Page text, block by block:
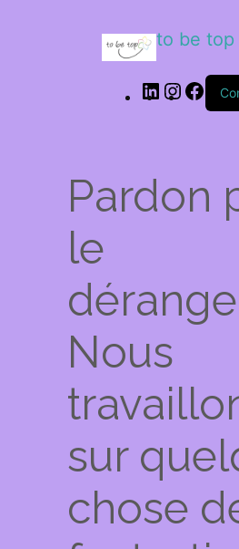
to be top
Pardon
le
Nous
sur
chose